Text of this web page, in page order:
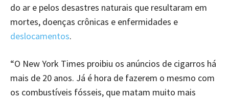
do ar e pelos desastres naturais que resultaram em
mortes, doenças crônicas e enfermidades e
deslocamentos.
“O New York Times proibiu os anúncios de cigarros há
mais de 20 anos. Já é hora de fazerem o mesmo com
os combustíveis fósseis, que matam muito mais